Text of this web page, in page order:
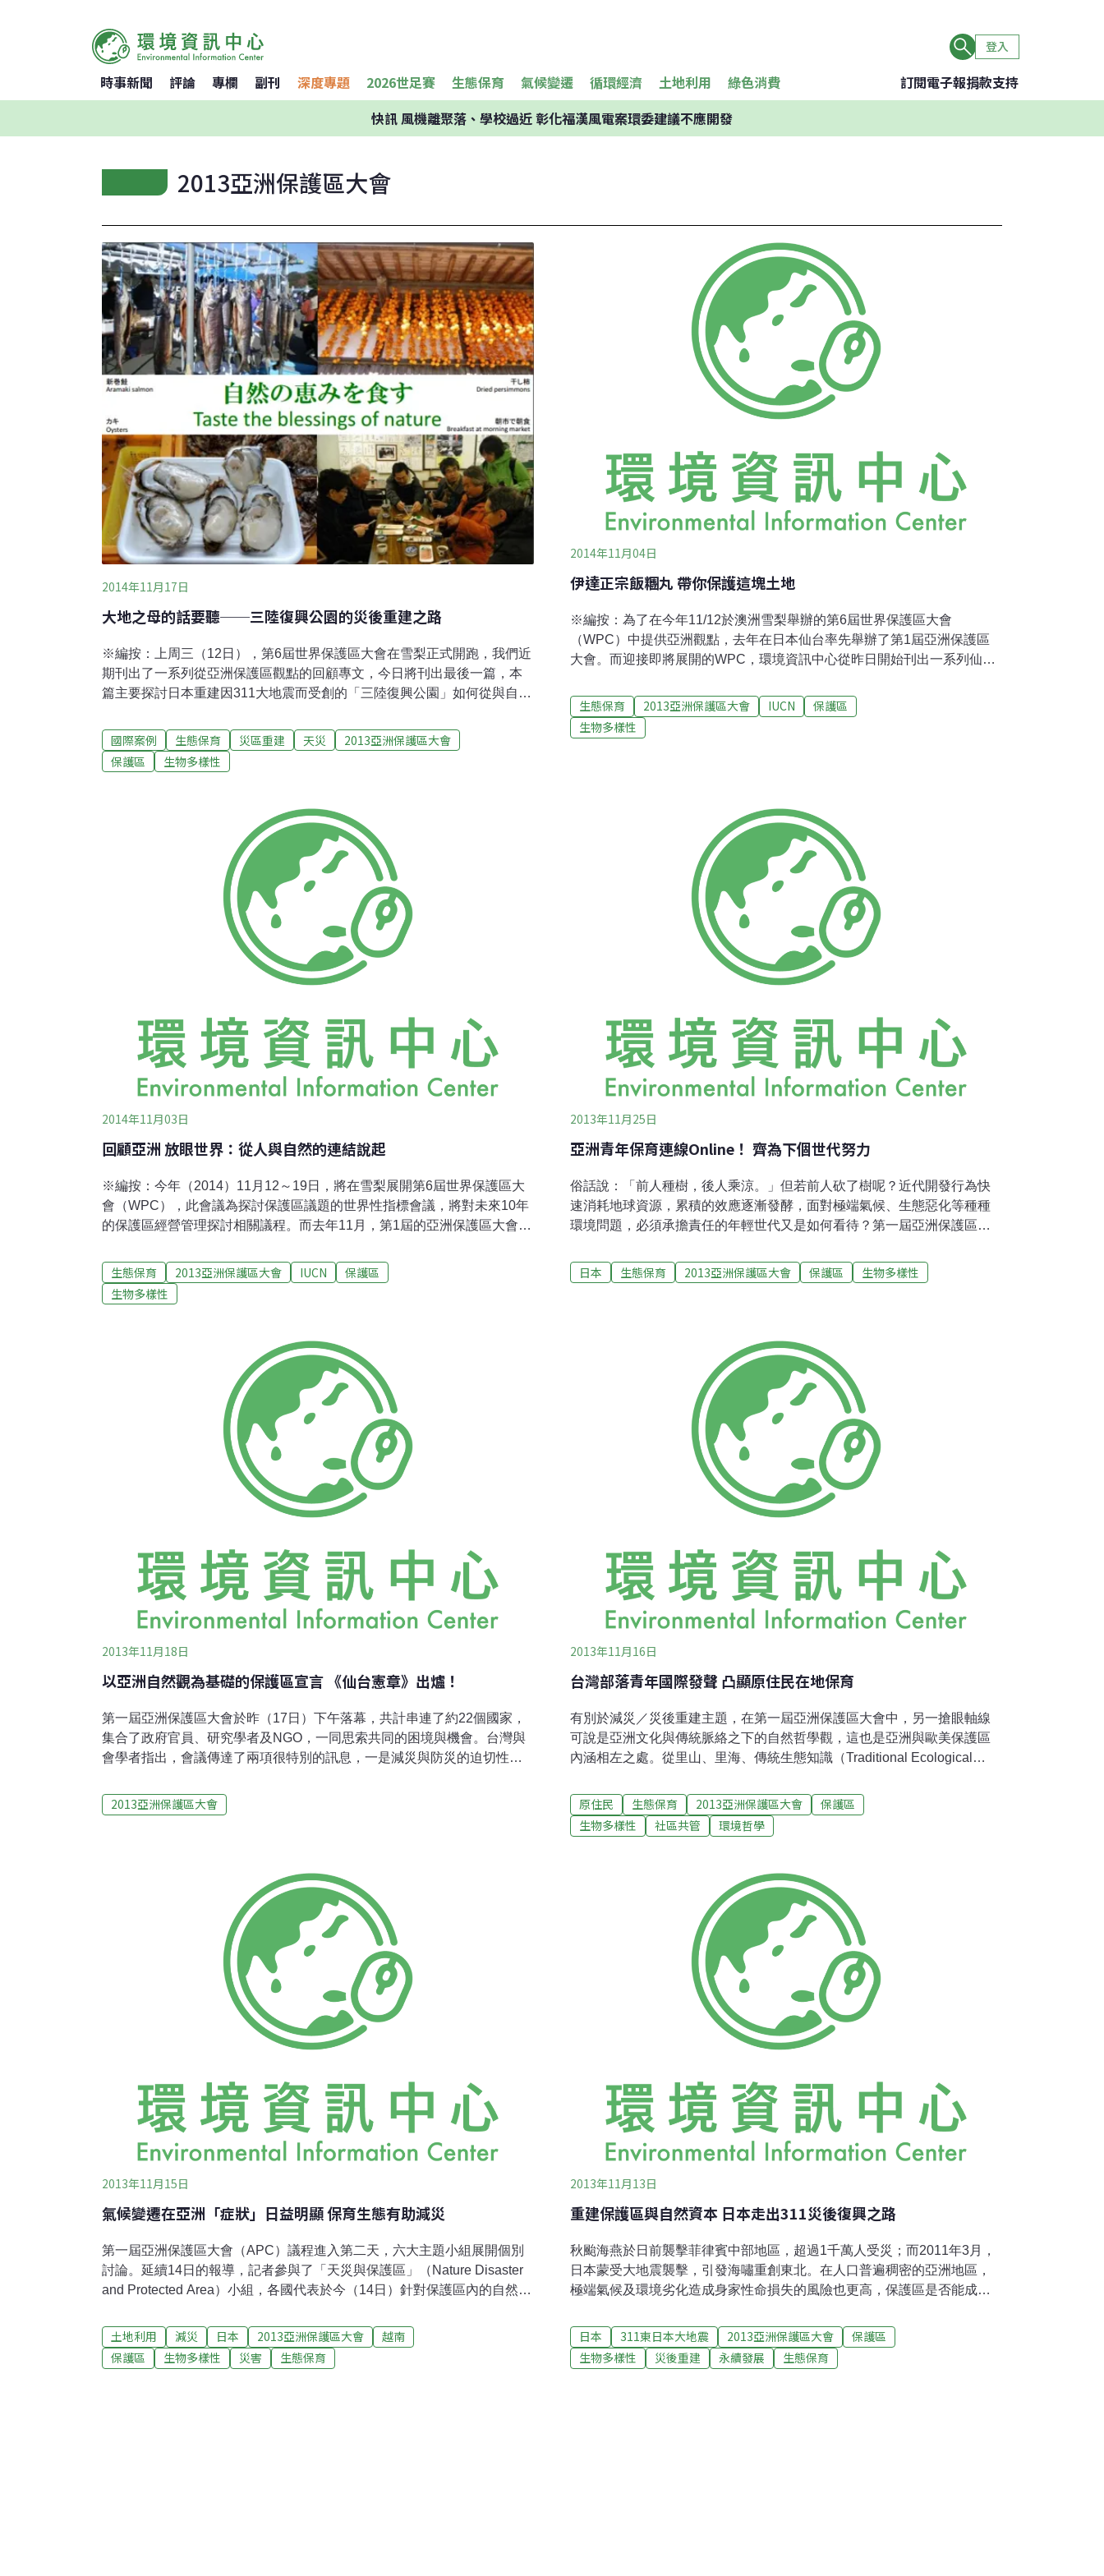
登入
時事新聞 評論 專欄 副刊 深度專題 2026世足賽 生態保育 氣候變遷 循環經濟 土地利用 綠色消費 訂閱電子報捐款支持
快訊風機離聚落、學校過近 彰化福漢風電案環委建議不應開發
2013亞洲保護區大會
2014年11月17日
大地之母的話要聽──三陸復興公園的災後重建之路
※編按：上周三（12日），第6屆世界保護區大會在雪梨正式開跑，我們近
期刊出了一系列從亞洲保護區觀點的回顧專文，今日將刊出最後一篇，本
篇主要探討日本重建因311大地震而受創的「三陸復興公園」如何從與自然
提出的解決方案又如何值得我們參考呢？另外，台灣環境資訊協會也出席
了10年一次的第6屆世界保護區大會，並從雪梨帶回精彩現場報導，給您最
貼近的國際視野！世界半數人口在過去10年間皆曾經歷天災，據估計，受
於天災發生的頻率及嚴重程度上。
國際案例 生態保育 災區重建 天災
2013亞洲保護區大會
保護區
生物多樣性
2014年11月04日
伊達正宗飯糰丸 帶你保護這塊土地
※編按：為了在今年11/12於澳洲雪梨舉辦的第6屆世界保護區大會
（WPC）中提供亞洲觀點，去年在日本仙台率先舉辦了第1屆亞洲保護區
大會。而迎接即將展開的WPC，環境資訊中心從昨日開始刊出一系列仙台
題。昨天我們從日本的311大地震認識到了保護區規劃的重要性及台灣原住
民與保護區連結上的重要觀點，今天我們來看看這場重要會議其他周邊活
動如何規劃，伊達正宗飯糰丸跟這個會議有麼關係？讓我們一起來瞧瞧。
生態保育 2013亞洲保護區大會 IUCN
保護區
生物多樣性
2014年11月03日
回顧亞洲 放眼世界：從人與自然的連結說起
※編按：今年（2014）11月12～19日，將在雪梨展開第6屆世界保護區大
會（WPC），此會議為探討保護區議題的世界性指標會議，將對未來10年
的保護區經營管理探討相關議程。而去年11月，第1屆的亞洲保護區大會在
2010生物多樣性大會的愛知目標、並為第6屆WPC等會議中，提供亞洲的
保護區觀點。我們近期將刊出一系列第1屆亞洲保護區大會文章，回顧當時
會議中探討的亞洲觀點，邀請您與我們一同關心保護區議題，並迎接第6屆
稱IUCN）和日本環境部（MOE-J）的贊助下於2013年11月14日至17日在
日本宮城縣仙台舉行。包括亞洲22個國家的保護區官員在內，約有800位來
自世界各國及各地的中央及地方政府、國際組織、非政府組織、學術界和
學生參與此次大會。與會人員於會議上，分享包括亞
生態保育 2013亞洲保護區大會 IUCN
保護區
生物多樣性
2013年11月25日
亞洲青年保育連線Online！ 齊為下個世代努力
俗話說：「前人種樹，後人乘涼。」但若前人砍了樹呢？近代開發行為快
速消耗地球資源，累積的效應逐漸發酵，面對極端氣候、生態惡化等種種
環境問題，必須承擔責任的年輕世代又是如何看待？第一屆亞洲保護區大
汗等不同國家的研究生，在青年論壇（Youth Session）發表了20篇報告；
並在17日閉幕式當天共同提出了屬於亞洲青年的保育宣言（Youth
其中針對就業機會，青年們提出這樣的看法：希望公部門或民間企業能承
諾，提供更多機會，激勵青年投入此業。舉例來說，保護區內的巡守員，
應隨著保護區數量、範圍的增加而增設；若無法提昇人力上的投資，往
日本 生態保育 2013亞洲保護區大會 保護區 生物多樣性
2013年11月18日
以亞洲自然觀為基礎的保護區宣言 《仙台憲章》出爐！
第一屆亞洲保護區大會於昨（17日）下午落幕，共計串連了約22個國家，
集合了政府官員、研究學者及NGO，一同思索共同的困境與機會。台灣與
會學者指出，會議傳達了兩項很特別的訊息，一是減災與防災的迫切性，
亞洲保護區的《仙台憲章》（The Sendai Chater）做為「亞洲觀點」，納
入將於2014年澳洲雪梨舉行的第6屆世界保護區大會（WPC 2014）議題脈
加速生態環境、生物多樣性崩解，天災帶來的衝擊與損失接二連三重創亞
洲國家。東華大學自然資源與環境學系副教授李光中認為，會議傳達了兩
項很特別的訊息：一、減災、防災的迫切性；二、建立更適合亞洲的保護
2013亞洲保護區大會
2013年11月16日
台灣部落青年國際發聲 凸顯原住民在地保育
有別於減災／災後重建主題，在第一屆亞洲保護區大會中，另一搶眼軸線
可說是亞洲文化與傳統脈絡之下的自然哲學觀，這也是亞洲與歐美保護區
內涵相左之處。從里山、里海、傳統生態知識（Traditional Ecological
族與在地社區保育區（Indigenous and Community Conserved Areas:
ICCAs）等，都在文化／傳統與保護區（Culture/Traditions and Protected
Areas）工作小組中進行資訊交流及討論。台灣有多名學者、原住民部落青
新觀念帶回部落，與部落一起與時俱進，改變創新。例如藍姆路．卡造
（Lameru Kacaw），分享了吉哈拉艾（Cihalaay）部落結合傳統知識與
原住民 生態保育 2013亞洲保護區大會
保護區
生物多樣性
社區共管 環境哲學
2013年11月15日
氣候變遷在亞洲「症狀」日益明顯 保育生態有助減災
第一屆亞洲保護區大會（APC）議程進入第二天，六大主題小組展開個別
討論。延續14日的報導，記者參與了「天災與保護區」（Nature Disaster
and Protected Area）小組，各國代表於今（14日）針對保護區內的自然災
Jeffery A. McNeely明白表示，氣候變遷已是難以否認且無可逃避的事實。
其「症狀」在亞洲越來越明顯，旱、澇災等極端氣候事件成「常態」，影
響強度與頻率也只會有增無減。McNeely認為，我們應該自問，亞洲會不
土地利用 減災 日本 2013亞洲保護區大會
越南
保護區
生物多樣性 災害 生態保育
2013年11月13日
重建保護區與自然資本 日本走出311災後復興之路
秋颱海燕於日前襲擊菲律賓中部地區，超過1千萬人受災；而2011年3月，
日本蒙受大地震襲擊，引發海嘯重創東北。在人口普遍稠密的亞洲地區，
極端氣候及環境劣化造成身家性命損失的風險也更高，保護區是否能成為
Congress）13日揭幕，來自亞洲各地，研究、執行自然保護區／保留區／
國家公園管理政策及實務的代表，齊聚仙台國際會議中心（Sendai
International Center），展開為期5天的工作坊和資訊交流。此會議由日本
日本 311東日本大地震 2013亞洲保護區大會
保護區
生物多樣性
災後重建 永續發展 生態保育